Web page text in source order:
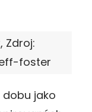
Zdroj:
foster
jako